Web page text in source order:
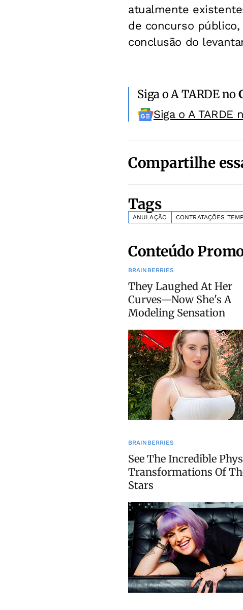
atualmente
de concurso público,
conclusão do
Siga o A TARDE no
Siga o A TARDE
Compartilhe
Tags
ANULAÇÃO CONTRATAÇÕES